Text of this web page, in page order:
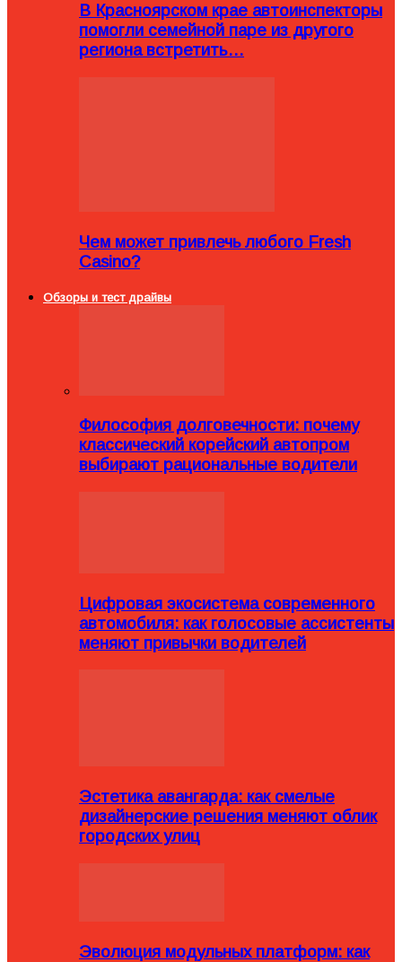
В Красноярском крае автоинспекторы
помогли семейной паре из другого
региона встретить…
Чем может привлечь любого Fresh
Casino?
Обзоры и тест драйвы
Философия долговечности: почему
классический корейский автопром
выбирают рациональные водители
Цифровая экосистема современного
автомобиля: как голосовые ассистенты
меняют привычки водителей
Эстетика авангарда: как смелые
дизайнерские решения меняют облик
городских улиц
Эволюция модульных платформ: как